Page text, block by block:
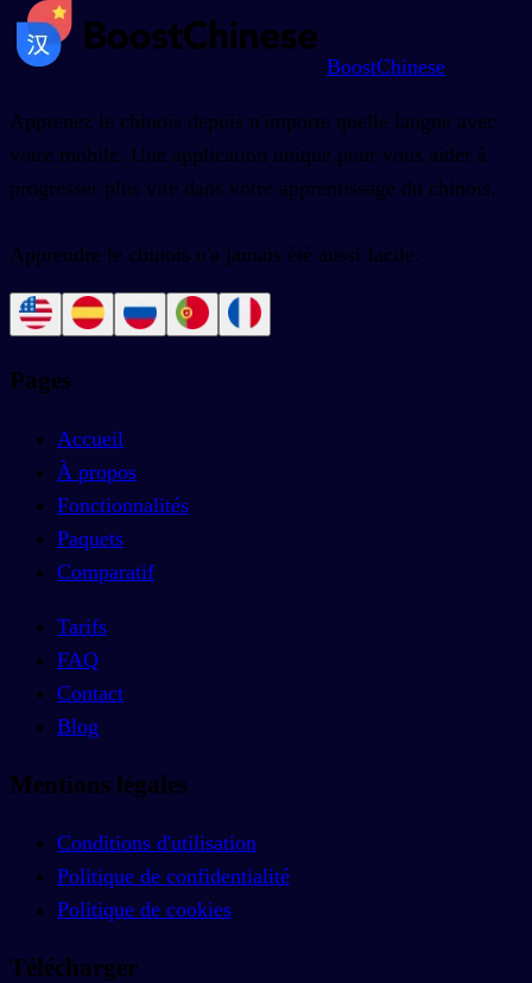
BoostChinese
Apprenez le chinois depuis n'importe quelle langue avec
votre mobile. Une application unique pour vous aider à
progresser plus vite dans votre apprentissage du chinois.
Apprendre le chinois n'a jamais été aussi facile.
Pages
Accueil
À propos
Fonctionnalités
Paquets
Comparatif
Tarifs
FAQ
Contact
Blog
Mentions légales
Conditions d'utilisation
Politique de confidentialité
Politique de cookies
Télécharger